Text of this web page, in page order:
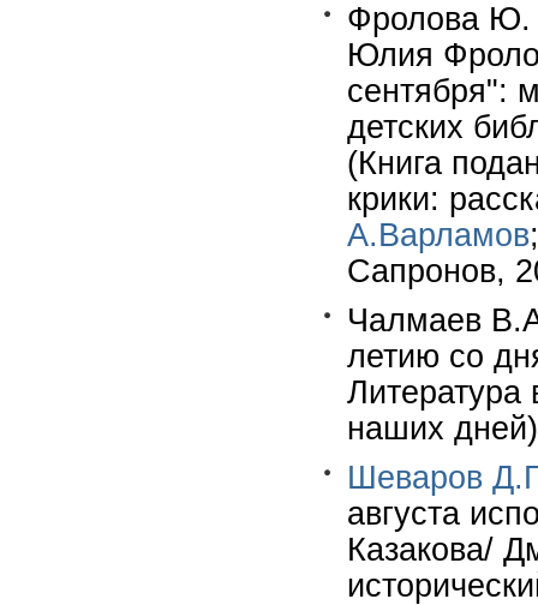
Фролова Ю.
Юлия
сентября":
детских
(Книга
крики:
А.Варламов
Сапронов,
Чалмаев
летию со
наших
Шеваров
августа
Казакова/